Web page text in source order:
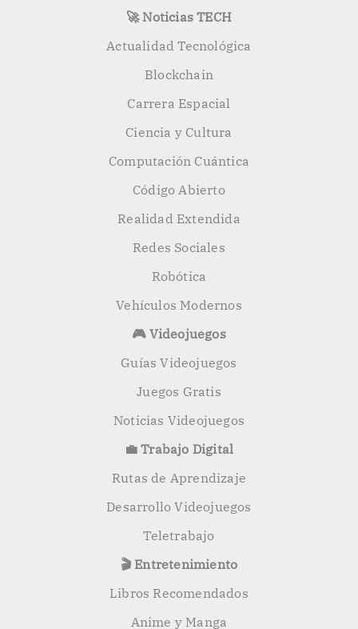
🚀 Noticias TECH
Actualidad Tecnológica
Blockchain
Carrera Espacial
Ciencia y Cultura
Computación Cuántica
Código Abierto
Realidad Extendida
Redes Sociales
Robótica
Vehículos Modernos
🎮 Videojuegos
Guías Videojuegos
Juegos Gratis
Noticias Videojuegos
💼 Trabajo Digital
Rutas de Aprendizaje
Desarrollo Videojuegos
Teletrabajo
🎬 Entretenimiento
Libros Recomendados
Anime y Manga